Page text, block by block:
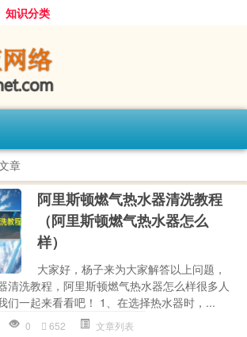
知识分类
章
阿里斯顿燃气热水器清洗教程
（阿里斯顿燃气热水器怎么
样）
大家好，杨子来为大家解答以上问题，
清洗教程，阿里斯顿燃气热水器怎么样很多人
们一起来看看吧！ 1、在选择热水器时，...
0 652 文章列表